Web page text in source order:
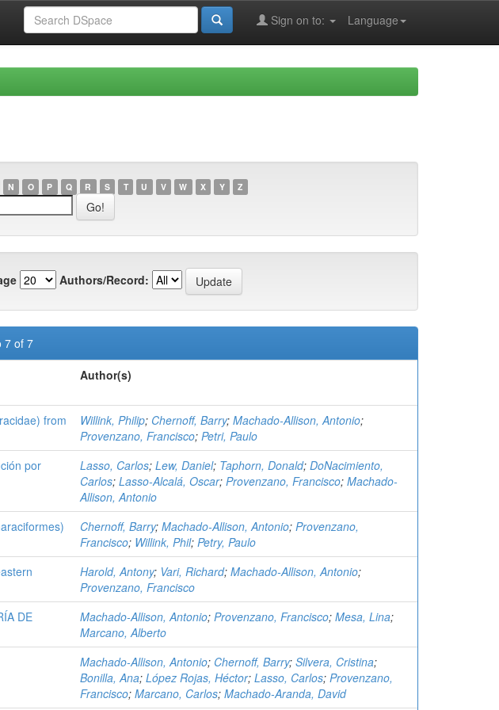
Language
Sign on to:
N O P Q R S T U V W X Y Z
Authors/Record:
7 of 7
Author(s)
from
Willink, Philip; Chernoff, Barry; Machado-Allison, Antonio;
Provenzano, Francisco; Petri, Paulo
por
Lasso, Carlos; Lew, Daniel; Taphorn, Donald; DoNacimiento,
Carlos; Lasso-Alcalá, Oscar; Provenzano, Francisco; Machado-
Allison, Antonio
Chernoff, Barry; Machado-Allison, Antonio; Provenzano,
Francisco; Willink, Phil; Petry, Paulo
Harold, Antony; Vari, Richard; Machado-Allison, Antonio;
Provenzano, Francisco
DE
Machado-Allison, Antonio; Provenzano, Francisco; Mesa, Lina;
Marcano, Alberto
Machado-Allison, Antonio; Chernoff, Barry; Silvera, Cristina;
Bonilla, Ana; López Rojas, Héctor; Lasso, Carlos; Provenzano,
Francisco; Marcano, Carlos; Machado-Aranda, David